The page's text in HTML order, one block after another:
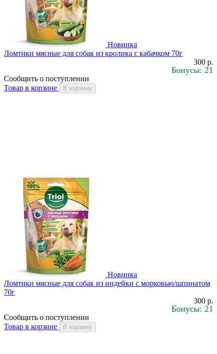
Новинка
Ломтики мясные для собак из кролика с кабачком 70г
300 р.
Бонусы: 21
Сообщить о поступлении
Товар в корзине
В корзину
Новинка
Ломтики мясные для собак из индейки с морковью/шпинатом
70г
300 р.
Бонусы: 21
Сообщить о поступлении
Товар в корзине
В корзину